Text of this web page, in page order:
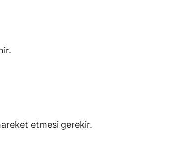
etmesi gerekir.